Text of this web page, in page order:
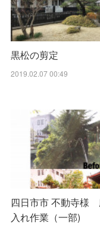
黒松の剪定
2019.02.07 00:49
四日市市 不動寺様
入れ作業（一部)